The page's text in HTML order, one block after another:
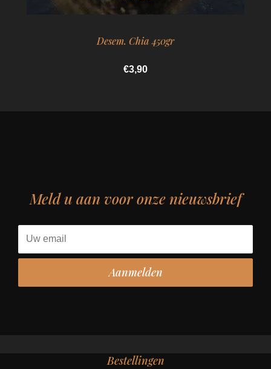
Desem. Chia 450gr
€3,90
Meld u aan voor onze nieuwsbrief
Bestellingen